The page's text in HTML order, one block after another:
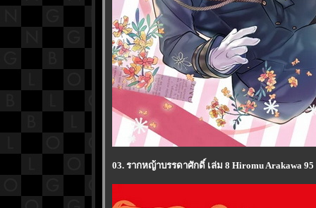
03. รากหญ้าบรรดาศักดิ์ เล่ม 8 Hiromu Arakawa